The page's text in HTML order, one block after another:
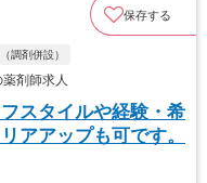
保存する
調剤併設）
剤師求人
スタイルや経験・希
アアップも可です。